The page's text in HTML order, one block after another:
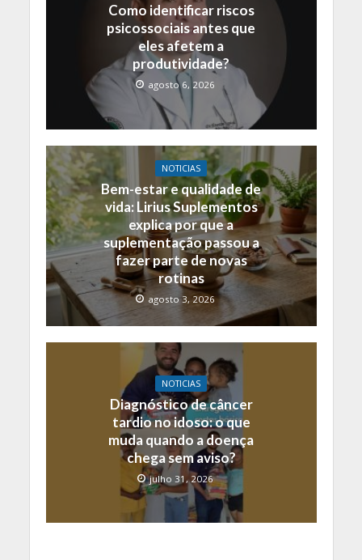
Como identificar riscos
psicossociais antes que
eles afetem a
produtividade?
agosto 6, 2026
NOTICIAS
Bem-estar e qualidade de
vida: Lirius Suplementos
explica por que a
suplementação passou a
fazer parte de novas
rotinas
agosto 3, 2026
NOTICIAS
Diagnóstico de câncer
tardio no idoso: o que
muda quando a doença
chega sem aviso?
julho 31, 2026